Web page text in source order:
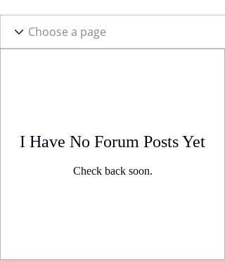
I Have No Forum Posts Yet
Check back soon.